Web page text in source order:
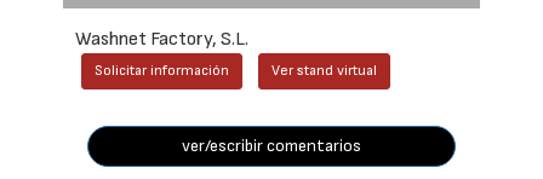
Washnet Factory, S.L.
Solicitar información Ver stand virtual
ver/escribir comentarios